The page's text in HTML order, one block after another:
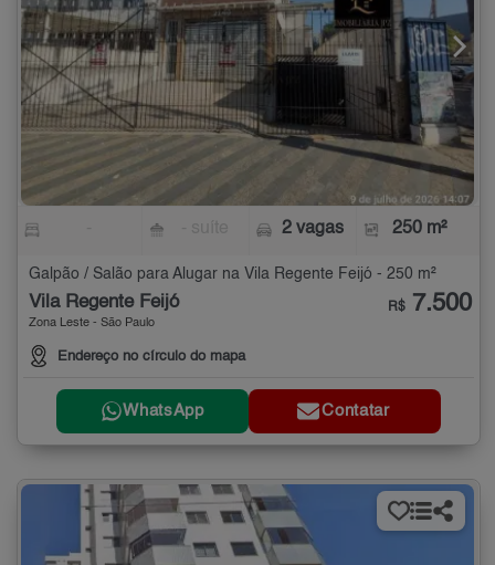
2 vagas 250 m²
Galpão / Salão para Alugar na Vila Regente Feijó - 250 m²
Vila Regente Feijó
Zona Leste - São Paulo
Endereço no círculo do mapa
R$ 7.500
WhatsApp Contatar